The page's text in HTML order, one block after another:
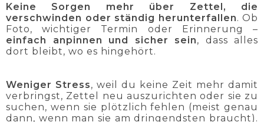
Keine Sorgen mehr über Zettel, die
verschwinden oder ständig herunterfallen. Ob
Foto, wichtiger Termin oder Erinnerung –
einfach anpinnen und sicher sein, dass alles
dort bleibt, wo es hingehört.
Weniger Stress, weil du keine Zeit mehr damit
verbringst, Zettel neu auszurichten oder sie zu
suchen, wenn sie plötzlich fehlen (meist genau
dann, wenn man sie am dringendsten braucht).